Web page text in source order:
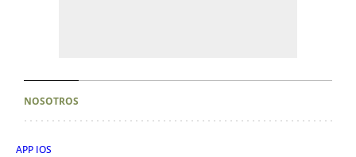
NOSOTROS
APP IOS